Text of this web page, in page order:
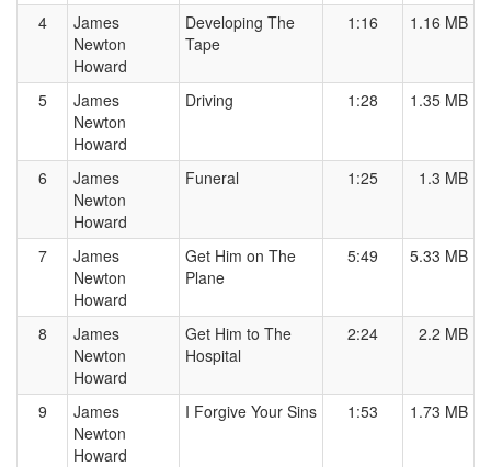
4
James
Newton
Howard
Developing The
Tape
1:16 1.16 MB
5
James
Newton
Howard
Driving 1:28 1.35 MB
6
James
Newton
Howard
Funeral 1:25 1.3 MB
7
James
Newton
Howard
Get Him on The
Plane
5:49 5.33 MB
8
James
Newton
Howard
Get Him to The
Hospital
2:24 2.2 MB
9
James
Newton
Howard
I Forgive Your Sins 1:53 1.73 MB